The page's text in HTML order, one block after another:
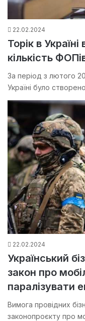
22.02.2024
Торік в
кількість
За період з лютого
Україні було
22.02.2024
Український
закон про
паралізувати
Вимога провідних
законопроєкту про